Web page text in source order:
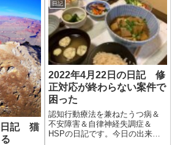
日記 猫
日記
2022年4月22日の日記 修
正対応が終わらない案件で
困った
認知行動療法を兼ねたうつ病＆
不安障害＆自律神経失調症＆
HSPの日記です。今日の出来事